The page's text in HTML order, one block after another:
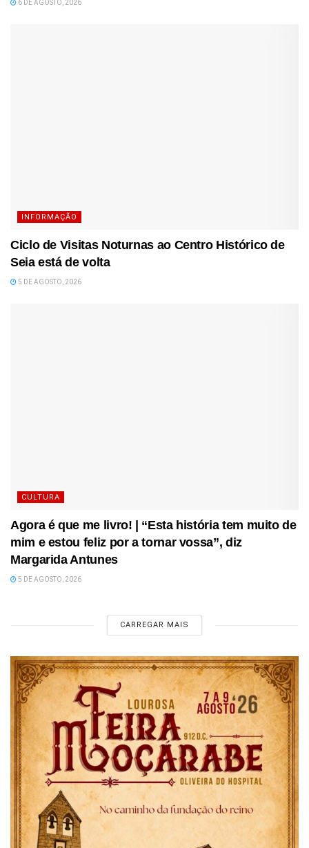
6 DE AGOSTO, 2026
INFORMAÇÃO
Ciclo de Visitas Noturnas ao Centro Histórico de
Seia está de volta
5 DE AGOSTO, 2026
CULTURA
Agora é que me livro! | “Esta história tem muito de
mim e estou feliz por a tornar vossa”, diz
Margarida Antunes
5 DE AGOSTO, 2026
CARREGAR MAIS